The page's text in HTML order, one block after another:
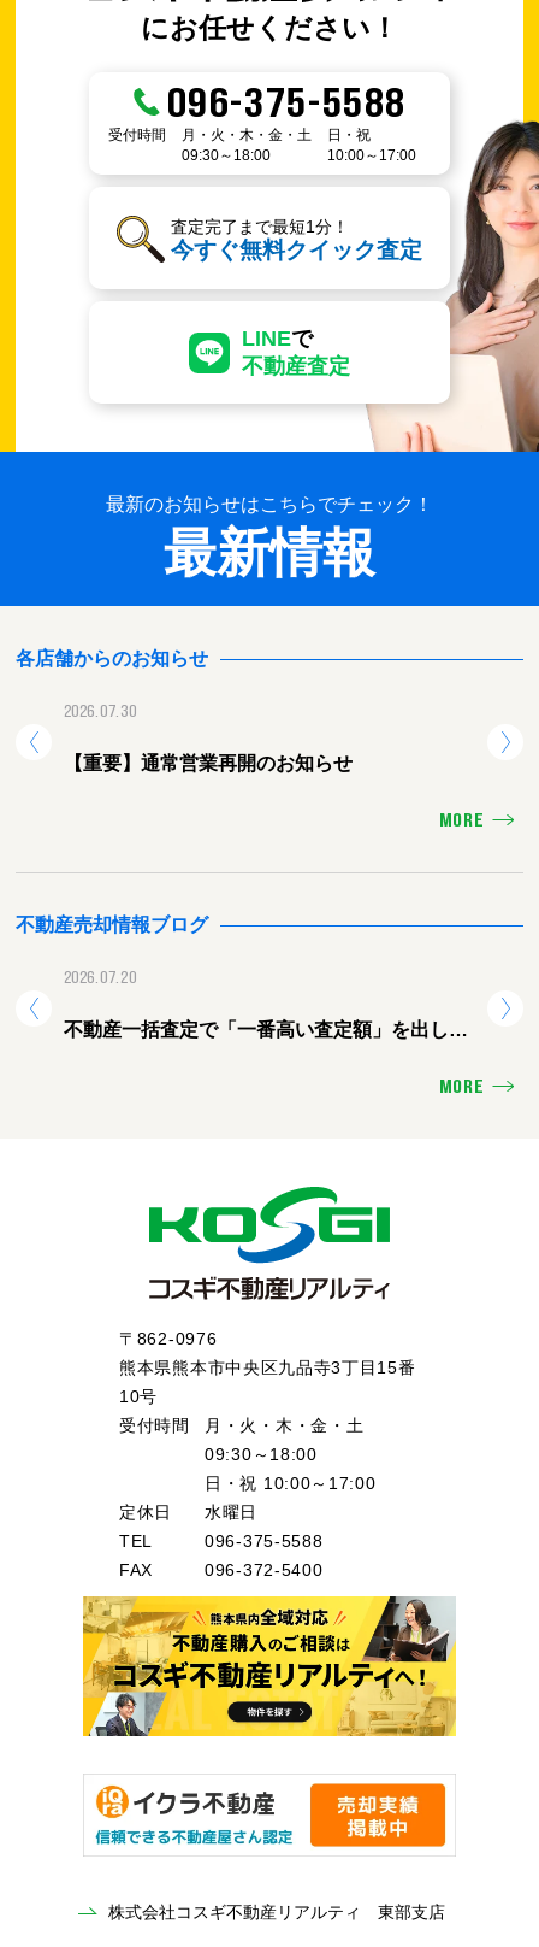
にお任せください！
096-375-5588
受付時間
月・火・木・金・土
09:30～18:00
日・祝
10:00～17:00
査定完了まで最短1分！
今すぐ無料クイック査定
LINEで
不動産査定
最新のお知らせはこちらでチェック！
最新情報
各店舗からのお知らせ
2026.07.30
【重要】通常営業再開のお知らせ
MORE
不動産売却情報ブログ
2026.07.20
不動産一括査定で「一番高い査定額」を出した
MORE
〒862-0976
熊本県熊本市中央区九品寺3丁目15番
10号
受付時間
月・火・木・金・土
09:30～18:00
日・祝 10:00～17:00
定休日
水曜日
TEL
096-375-5588
FAX
096-372-5400
株式会社コスギ不動産リアルティ 東部支店